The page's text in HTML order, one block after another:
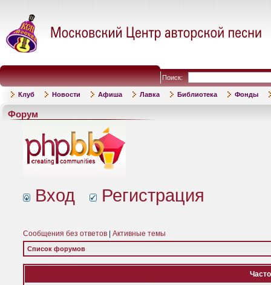
Поиск:
Клуб Новости Афиша Лавка Библиотека Фонды
Форум
Вход Регистрация
Сообщения без ответов Активные темы
Список форумов